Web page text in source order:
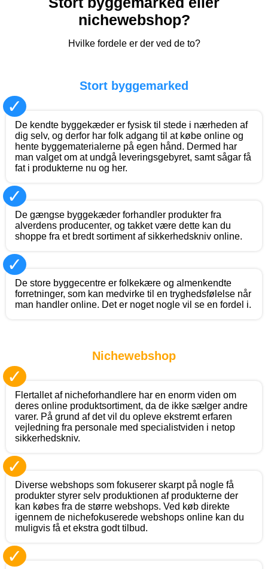
nichewebshop?
Hvilke fordele er der ved de to?
Stort byggemarked
✓
De kendte byggekæder er fysisk til stede i nærheden af
dig selv, og derfor har folk adgang til at købe online og
hente byggematerialerne på egen hånd. Dermed har
man valget om at undgå leveringsgebyret, samt sågar få
fat i produkterne nu og her.
✓
De gængse byggekæder forhandler produkter fra
alverdens producenter, og takket være dette kan du
shoppe fra et bredt sortiment af sikkerhedskniv online.
✓
De store byggecentre er folkekære og almenkendte
forretninger, som kan medvirke til en tryghedsfølelse når
man handler online. Det er noget nogle vil se en fordel i.
Nichewebshop
✓
Flertallet af nicheforhandlere har en enorm viden om
deres online produktsortiment, da de ikke sælger andre
varer. På grund af det vil du opleve ekstremt erfaren
vejledning fra personale med specialistviden i netop
sikkerhedskniv.
✓
Diverse webshops som fokuserer skarpt på nogle få
produkter styrer selv produktionen af produkterne der
kan købes fra de større webshops. Ved køb direkte
igennem de nichefokuserede webshops online kan du
muligvis få et ekstra godt tilbud.
✓